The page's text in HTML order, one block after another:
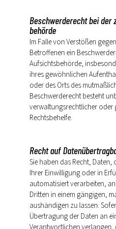
Beschwerde­recht bei
behörde
Im Falle von Verstößen
Betroffenen ein
Aufsichtsbehörde,
ihres gewöhnlichen
oder des Orts des
Beschwerderecht besteht
verwaltungsrechtlicher oder
Rechtsbehelfe.
Recht auf
Sie haben das Recht,
Ihrer Einwilligung oder in
automatisiert verarbeiten,
Dritten in einem gängigen,
aushändigen zu lassen.
Übertragung der Daten an